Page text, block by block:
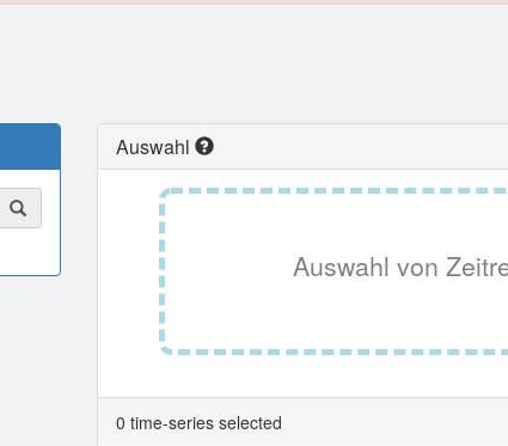
Auswahl
Auswahl von
0 time-series selected